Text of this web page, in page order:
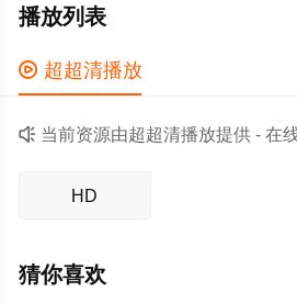
里找老板，老板更是秘密接见，花
外寻找买家。而这批宝贝也被杀
忙赶去调查孙驼背，却发现孙驼背
偷盗的痕迹。随后又对孙驼背展开
播放列表
 超超清播放
 当前资源由超超清播放提供 - 在
HD
猜你喜欢